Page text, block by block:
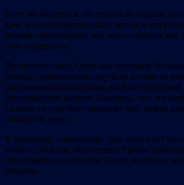
Если же без шуток, то родители хорошо
ярче и разнообразнее наша жизнь и жизнь
больше вероятности, что мы состоимся как
свое призвание.
Пролетели годы. Отцу, как ветерану
войны, торжественно вручили ключи от
трехкомнатной квартиры на Волгоградской
Чиланзарском районе. Казалось, что это
с какой-то грустью покидали наш отчий
Саперной улице.
К большому сожалению, уже много лет нет
мамы – Полины Моисеевны Рыбак,
Григорьевича Гольдина. Но их любовь и
помним.